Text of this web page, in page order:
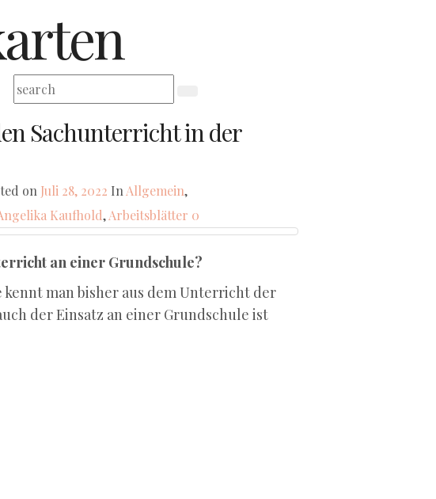
Sachunterricht in der
on Juli 28, 2022 In Allgemein,
Kaufhold,Arbeitsblätter 0
an einer Grundschule?
man bisher aus dem Unterricht der
der Einsatz an einer Grundschule ist